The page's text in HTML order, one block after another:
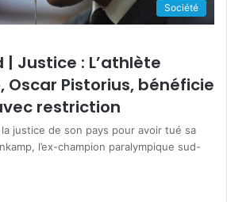
Société
| Justice : L’athlète
Pistorius, bénéficie
restriction
justice de son pays pour avoir tué sa
l’ex-champion paralympique sud-